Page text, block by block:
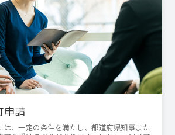
申請
は、一定の条件を満たし、都道府県知事また